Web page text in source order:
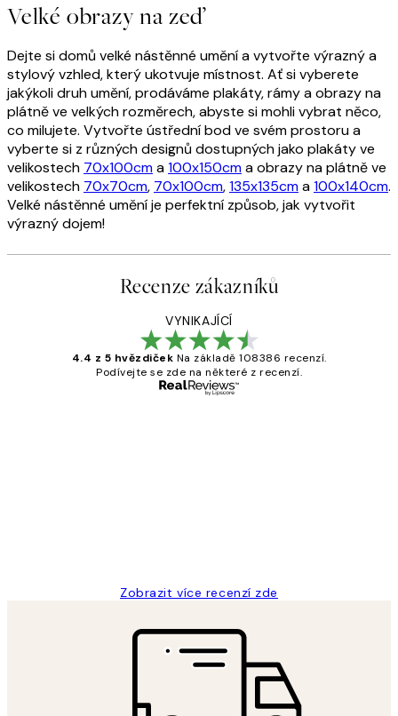
Velké obrazy na zeď
Dejte si domů velké nástěnné umění a vytvořte výrazný a
stylový vzhled, který ukotvuje místnost. Ať si vyberete
jakýkoli druh umění, prodáváme plakáty, rámy a obrazy na
plátně ve velkých rozměrech, abyste si mohli vybrat něco,
co milujete. Vytvořte ústřední bod ve svém prostoru a
vyberte si z různých designů dostupných jako plakáty ve
velikostech 70x100cma100x150cma obrazy na plátně ve
velikostech 70x70cm, 70x100cm,135x135cma100x140cm.
Velké nástěnné umění je perfektní způsob, jak vytvořit
výrazný dojem!
Recenze zákazníků
VYNIKAJÍCÍ
4.4 z 5 hvězdiček Na základě 108386 recenzí.
Podívejte se zde na některé z recenzí.
Zobrazit více recenzí zde